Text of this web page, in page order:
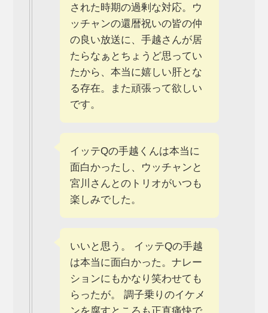
された時期の過剰な対応。ウ
ッチャンの還暦祝いの皆の仲
の良い放送に、手越さんが居
たらなぁとちょうど思ってい
たから、本当に嬉しい️肝とな
る存在。また頑張って欲しい
です。
イッテQの手越くんは本当に
面白かったし、ウッチャンと
宮川さんとのトリオがいつも
楽しみでした。
いいと思う。 イッテQの手越
は本当に面白かった。ナレー
ションにもかなり笑わせても
らったが。 調子乗りのイケメ